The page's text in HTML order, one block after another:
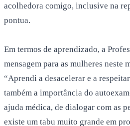
acolhedora comigo, inclusive na
pontua.
Em termos de aprendizado, a
mensagem para as mulheres neste
“Aprendi a desacelerar e a
também a importância do
ajuda médica, de dialogar com as
existe um tabu muito grande em